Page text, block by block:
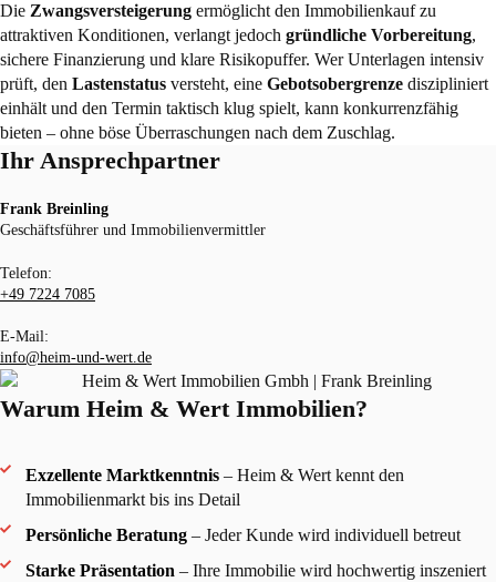
Die Zwangsversteigerung ermöglicht den Immobilienkauf zu
attraktiven Konditionen, verlangt jedoch gründliche Vorbereitung,
sichere Finanzierung und klare Risikopuffer. Wer Unterlagen intensiv
prüft, den Lastenstatus versteht, eine Gebotsobergrenze diszipliniert
einhält und den Termin taktisch klug spielt, kann konkurrenzfähig
bieten – ohne böse Überraschungen nach dem Zuschlag.
Ihr Ansprechpartner
Frank Breinling
Geschäftsführer und Immobilienvermittler
Telefon:
+49 7224 7085
E-Mail:
info@heim-und-wert.de
Warum Heim & Wert Immobilien?
Exzellente Marktkenntnis– Heim & Wert kennt den
Immobilienmarkt bis ins Detail
Persönliche Beratung– Jeder Kunde wird individuell betreut
Starke Präsentation – Ihre Immobilie wird hochwertig inszeniert